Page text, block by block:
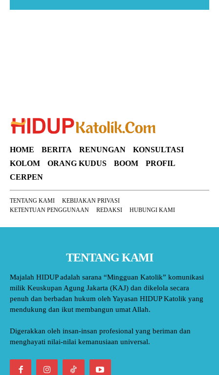
HOME BERITA RENUNGAN
KONSULTASI
KOLOM
ORANG KUDUS BOOM
PROFIL
CERPEN
TENTANG KAMI
KEBIJAKAN PRIVASI
KETENTUAN PENGGUNAAN
REDAKSI HUBUNGI KAMI
TENTANG KAMI
Majalah HIDUP adalah sarana “Mingguan Katolik” komunikasi
milik Keuskupan Agung Jakarta (KAJ) dan dikelola secara
penuh dan berbadan hukum oleh Yayasan HIDUP Katolik yang
mendukung dan ikut membangun umat Allah.
Digerakkan oleh insan-insan profesional yang beriman dan
menghayati nilai-nilai kemanusiaan universal.